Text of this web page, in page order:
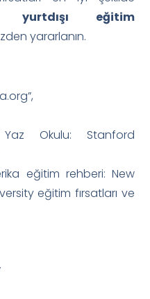
yurtdışı eğitim
yararlanın.
Yaz Okulu: Stanford
eğitim rehberi: New
eğitim fırsatları ve